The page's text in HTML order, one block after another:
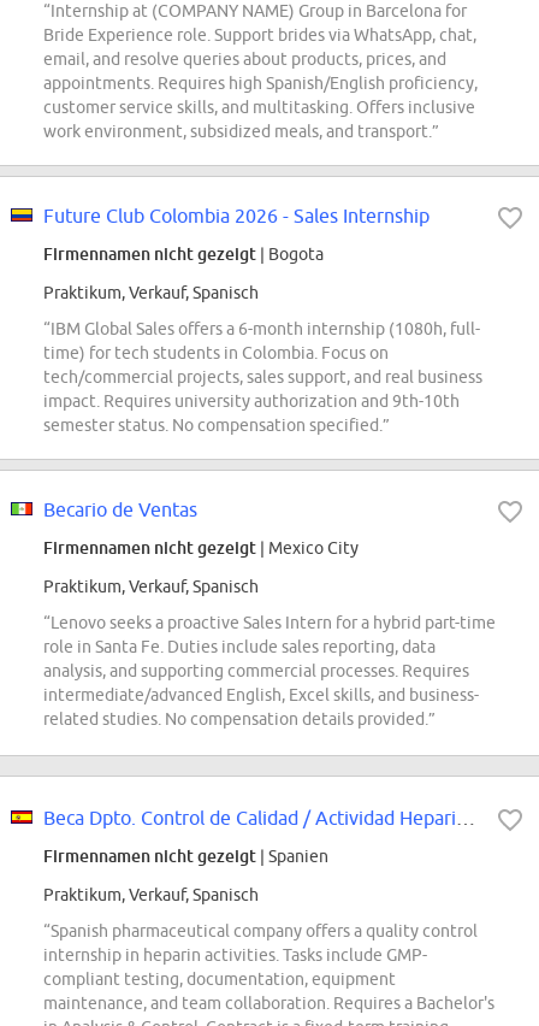
“Internship at (COMPANY NAME) Group in Barcelona for
Bride Experience role. Support brides via WhatsApp, chat,
email, and resolve queries about products, prices, and
appointments. Requires high Spanish/English proficiency,
customer service skills, and multitasking. Offers inclusive
work environment, subsidized meals, and transport.”
Future Club Colombia 2026 - Sales Internship
Firmennamen nicht gezeigt | Bogota
Praktikum, Verkauf, Spanisch
“IBM Global Sales offers a 6-month internship (1080h, full-
time) for tech students in Colombia. Focus on
tech/commercial projects, sales support, and real business
impact. Requires university authorization and 9th-10th
semester status. No compensation specified.”
Becario de Ventas
Firmennamen nicht gezeigt | Mexico City
Praktikum, Verkauf, Spanisch
“Lenovo seeks a proactive Sales Intern for a hybrid part-time
role in Santa Fe. Duties include sales reporting, data
analysis, and supporting commercial processes. Requires
intermediate/advanced English, Excel skills, and business-
related studies. No compensation details provided.”
Firmennamen nicht gezeigt | Spanien
Praktikum, Verkauf, Spanisch
“Spanish pharmaceutical company offers a quality control
internship in heparin activities. Tasks include GMP-
compliant testing, documentation, equipment
maintenance, and team collaboration. Requires a Bachelor's